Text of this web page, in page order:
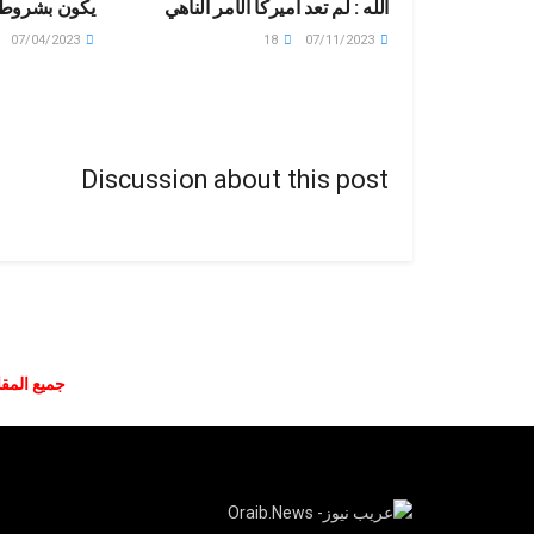
الله : لم تعد أميركا الآمر الناهي
يكون
Discussion about this post
جميع